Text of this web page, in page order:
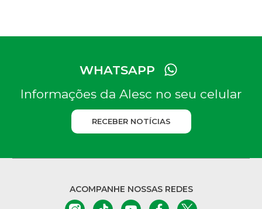
WHATSAPP
Informações da Alesc no seu celular
RECEBER NOTÍCIAS
ACOMPANHE NOSSAS REDES